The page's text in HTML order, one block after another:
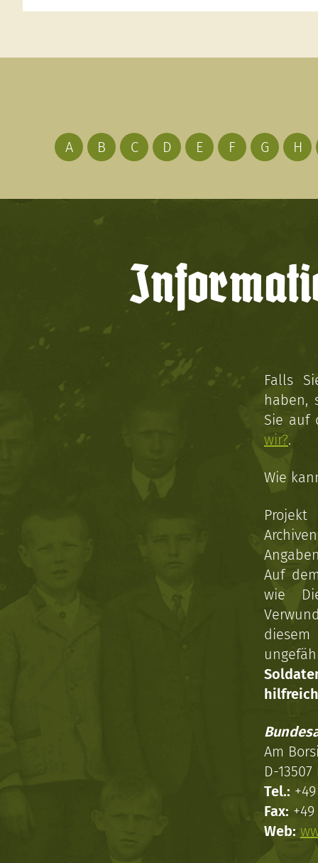
A B C D E F G H
Falls
haben,
Sie auf
wir?.
Wie
Auf
wie
Am
D-
Tel.:
Fax:
Web: